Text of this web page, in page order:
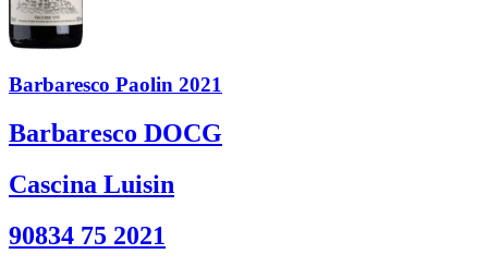
Barbaresco Paolin 2021
Barbaresco DOCG
Cascina Luisin
90834 75 2021